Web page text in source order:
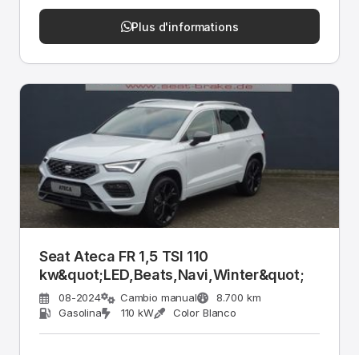
Plus d'informations
Seat Ateca FR 1,5 TSI 110
kw&quot;LED,Beats,Navi,Winter&quot;
08-2024 Cambio manual
8.700 km
Gasolina
110 kW Color Blanco